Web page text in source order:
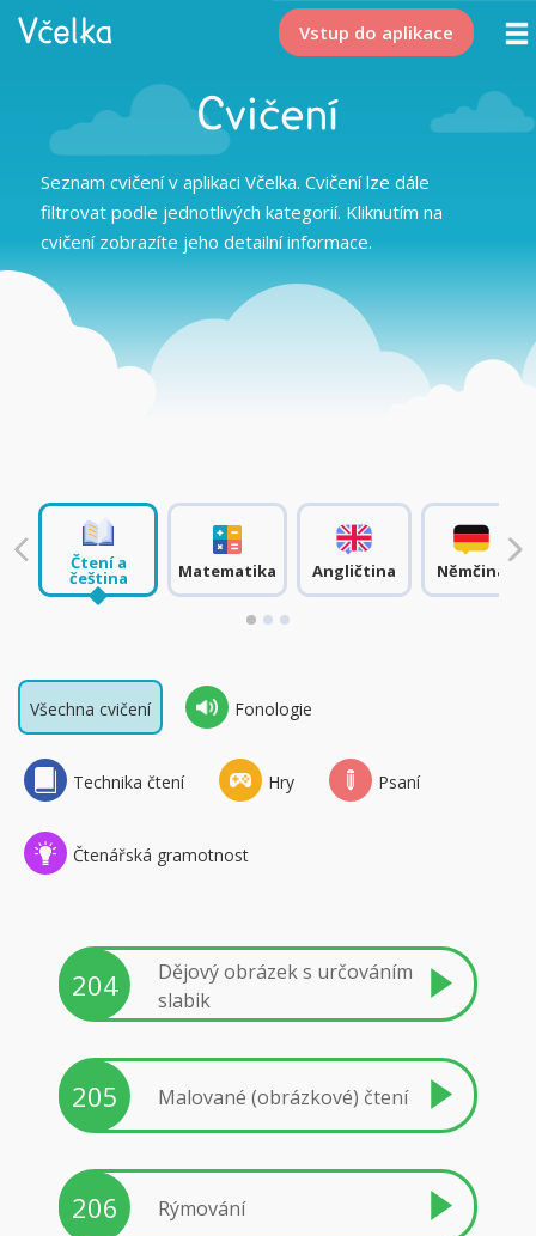
Vstup do aplikace
Cvičení
Seznam cvičení v aplikaci Včelka. Cvičení lze dále
filtrovat podle jednotlivých kategorií. Kliknutím na
cvičení zobrazíte jeho detailní informace.
Čtení a
čeština Matematika Angličtina Němčina
Všechna cvičení Fonologie
Technika čtení Hry Psaní
Čtenářská gramotnost
204
Dějový obrázek s určováním
slabik
205 Malované (obrázkové) čtení
206 Rýmování